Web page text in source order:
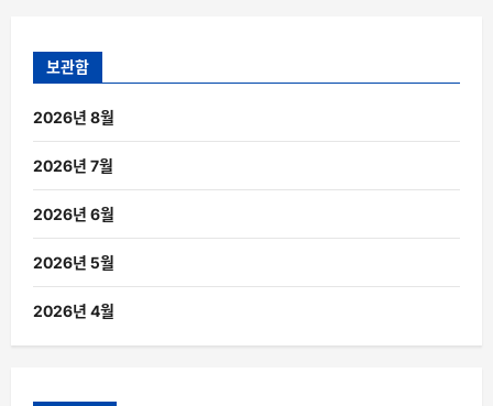
보관함
2026년 8월
2026년 7월
2026년 6월
2026년 5월
2026년 4월